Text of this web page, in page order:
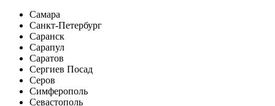
Самара
Санкт-Петербург
Саранск
Сарапул
Саратов
Сергиев Посад
Серов
Симферополь
Севастополь